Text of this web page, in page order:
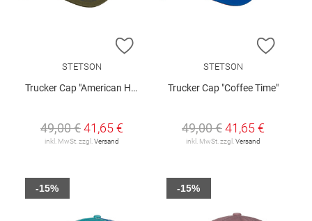
ZUR WUNSCHLISTE HINZUFÜGEN
STETSON
Trucker Cap "American Heritage 1865"
49,00 €41,65 €
inkl. MwSt. zzgl. Versand
ZUR
STETSON
Trucker Cap "Coffee Time"
49,00 €41,65 €
inkl. MwSt. zzgl. Versand
-15% -15%